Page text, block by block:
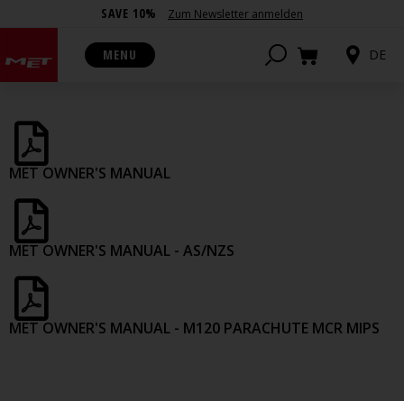
SAVE 10% Zum Newsletter anmelden
MENU DE
HANDBÜCHER
MET OWNER'S MANUAL
MET OWNER'S MANUAL - AS/NZS
MET OWNER'S MANUAL - M120 PARACHUTE MCR MIPS